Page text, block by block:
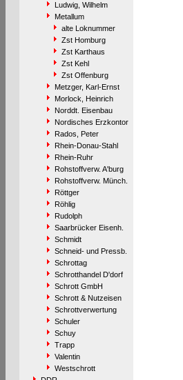
Ludwig, Wilhelm
Metallum
alte Loknummer
Zst Homburg
Zst Karthaus
Zst Kehl
Zst Offenburg
Metzger, Karl-Ernst
Morlock, Heinrich
Norddt. Eisenbau
Nordisches Erzkontor
Rados, Peter
Rhein-Donau-Stahl
Rhein-Ruhr
Rohstoffverw. A'burg
Rohstoffverw. Münch.
Röttger
Röhlig
Rudolph
Saarbrücker Eisenh.
Schmidt
Schneid- und Pressb.
Schrottag
Schrotthandel D'dorf
Schrott GmbH
Schrott & Nutzeisen
Schrottverwertung
Schuler
Schuy
Trapp
Valentin
Westschrott